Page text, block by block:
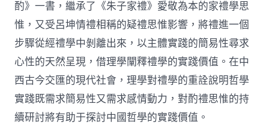
道
理
天
然：
孫
奇
逢
酌
禮
思
酌》一書，繼承了《朱子家禮》愛敬為本的家禮學思
惟，又受呂坤情禮相稱的疑禮思惟影響，將禮進一個
步驟從經禮學中剝離出來，以主體實踐的簡易性尋求
心性的天然呈現，借理學闡釋禮學的實踐價值。在中
西古今交匯的現代社會，理學對禮學的重詮說明哲學
實踐既需求簡易性又需求感情動力，對酌禮思惟的持
續研討將有助于探討中國哲學的實踐價值。